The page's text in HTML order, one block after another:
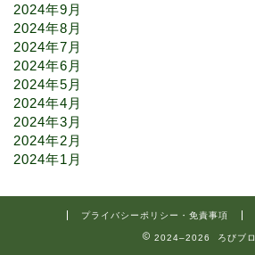
2024年9月
2024年8月
2024年7月
2024年6月
2024年5月
2024年4月
2024年3月
2024年2月
2024年1月
プライバシーポリシー・免責事項
2024–2026 ろびブロ